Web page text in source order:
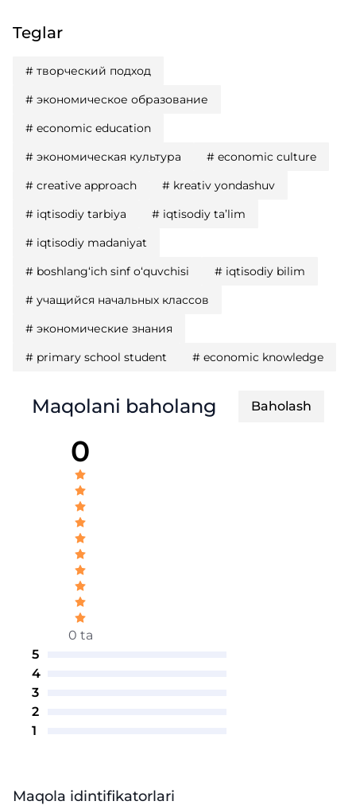
Teglar
# творческий подход
# экономическое образование
# economic education
# экономическая культура # economic culture
# creative approach # kreativ yondashuv
# iqtisodiy tarbiya # iqtisodiy ta’lim
# iqtisodiy madaniyat
# boshlang‘ich sinf o‘quvchisi # iqtisodiy bilim
# учащийся начальных классов
# экономические знания
# primary school student # economic knowledge
Maqolani baholang Baholash
0
0 ta
5
4
3
2
1
Maqola idintifikatorlari